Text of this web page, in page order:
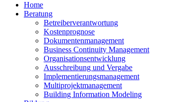
Home
Beratung
Betreiberverantwortung
Kostenprognose
Dokumentenmanagement
Business Continuity Management
Organisationsentwicklung
Ausschreibung und Vergabe
Implementierungsmanagement
Multiprojektmanagement
Building Information Modeling